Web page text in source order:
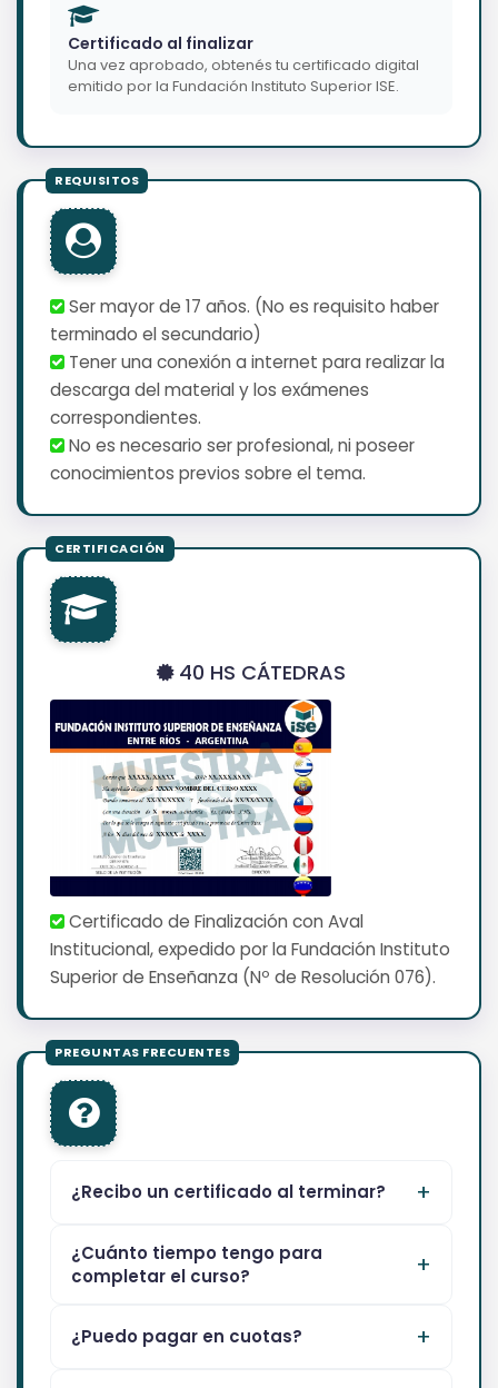
Certificado al finalizar
Una vez aprobado, obtenés tu certificado digital
emitido por la Fundación Instituto Superior ISE.
Ser mayor de 17 años. (No es requisito haber
terminado el secundario)
Tener una conexión a internet para realizar la
descarga del material y los exámenes
correspondientes.
No es necesario ser profesional, ni poseer
conocimientos previos sobre el tema.
40 HS CÁTEDRAS
Certificado de Finalización con Aval
Institucional, expedido por la Fundación Instituto
Superior de Enseñanza (Nº de Resolución 076).
¿Recibo un certificado al terminar?
¿Cuánto tiempo tengo para
completar el curso?
¿Puedo pagar en cuotas?